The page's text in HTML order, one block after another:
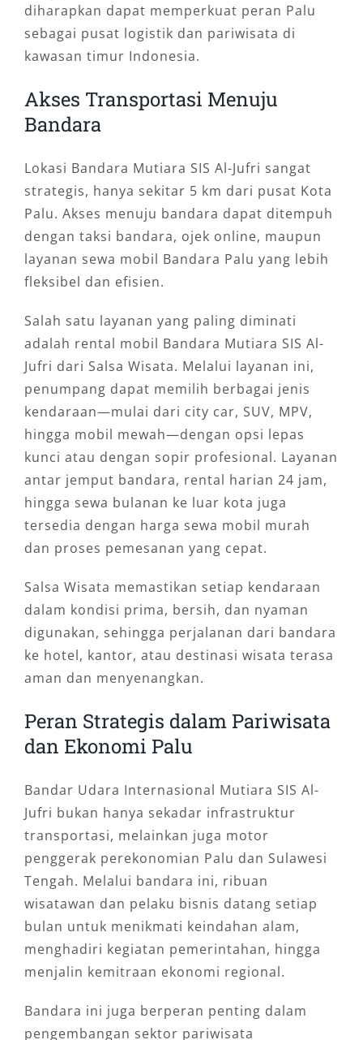
diharapkan dapat memperkuat peran Palu
sebagai pusat logistik dan pariwisata di
kawasan timur Indonesia.
Akses Transportasi Menuju
Bandara
Lokasi Bandara Mutiara SIS Al-Jufri sangat
strategis, hanya sekitar 5 km dari pusat Kota
Palu. Akses menuju bandara dapat ditempuh
dengan taksi bandara, ojek online, maupun
layanan sewa mobil Bandara Palu yang lebih
fleksibel dan efisien.
Salah satu layanan yang paling diminati
adalah rental mobil Bandara Mutiara SIS Al-
Jufri dari Salsa Wisata. Melalui layanan ini,
penumpang dapat memilih berbagai jenis
kendaraan—mulai dari city car, SUV, MPV,
hingga mobil mewah—dengan opsi lepas
kunci atau dengan sopir profesional. Layanan
antar jemput bandara, rental harian 24 jam,
hingga sewa bulanan ke luar kota juga
tersedia dengan harga sewa mobil murah
dan proses pemesanan yang cepat.
Salsa Wisata memastikan setiap kendaraan
dalam kondisi prima, bersih, dan nyaman
digunakan, sehingga perjalanan dari bandara
ke hotel, kantor, atau destinasi wisata terasa
aman dan menyenangkan.
Peran Strategis dalam Pariwisata
dan Ekonomi Palu
Bandar Udara Internasional Mutiara SIS Al-
Jufri bukan hanya sekadar infrastruktur
transportasi, melainkan juga motor
penggerak perekonomian Palu dan Sulawesi
Tengah. Melalui bandara ini, ribuan
wisatawan dan pelaku bisnis datang setiap
bulan untuk menikmati keindahan alam,
menghadiri kegiatan pemerintahan, hingga
menjalin kemitraan ekonomi regional.
Bandara ini juga berperan penting dalam
pengembangan sektor pariwisata